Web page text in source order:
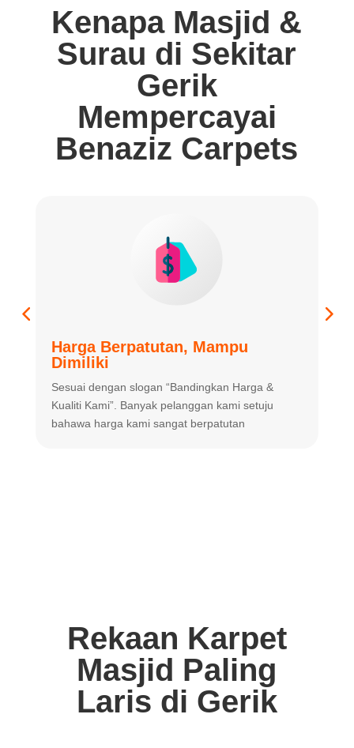
Kenapa Masjid &
Surau di Sekitar
Gerik
Mempercayai
Benaziz Carpets
Harga Berpatutan, Mampu
Dimiliki
Sesuai dengan slogan “Bandingkan Harga &
Kualiti Kami”. Banyak pelanggan kami setuju
bahawa harga kami sangat berpatutan
Rekaan Karpet
Masjid Paling
Laris di Gerik